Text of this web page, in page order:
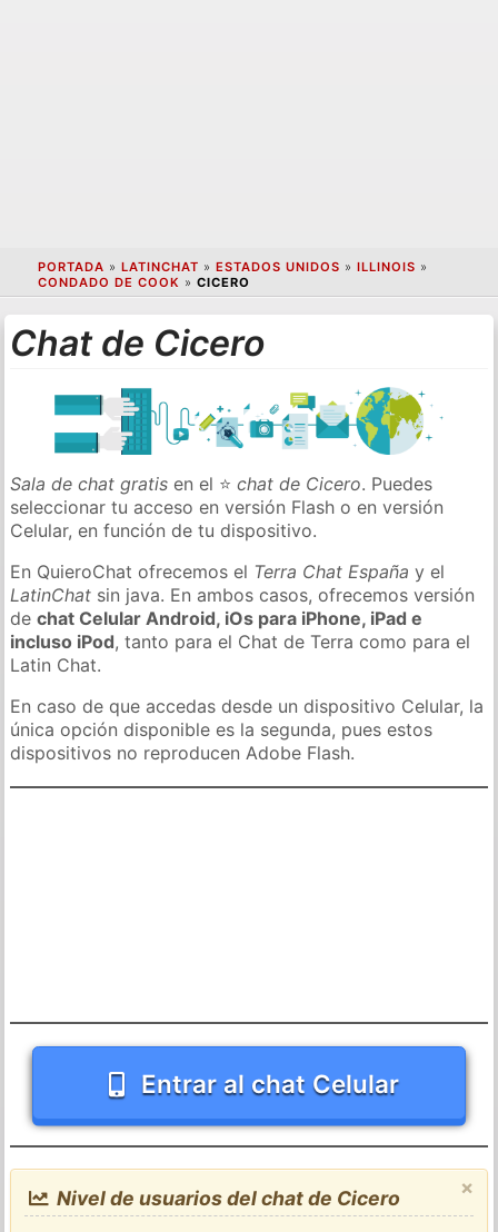
PORTADA » LATINCHAT » ESTADOS UNIDOS » ILLINOIS »
CONDADO DE COOK » CICERO
Chat de Cicero
Sala de chat gratis en el ⭐chat de Cicero. Puedes
seleccionar tu acceso en versión Flash o en versión
Celular, en función de tu dispositivo.
En QuieroChat ofrecemos el Terra Chat España y el
LatinChat sin java. En ambos casos, ofrecemos versión
dechat Celular Android, iOs para iPhone, iPad e
incluso iPod, tanto para el Chat de Terra como para el
Latin Chat.
En caso de que accedas desde un dispositivo Celular, la
única opción disponible es la segunda, pues estos
dispositivos no reproducen Adobe Flash.
Entrar al chat Celular
×
Nivel de usuarios del chat de Cicero